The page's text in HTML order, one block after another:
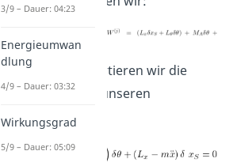
Anschließend sortieren wir die
Gleichung nach unseren
Parametern
3/9 – Dauer: 04:23
Energieumwan
dlung
4/9 – Dauer: 03:32
Wirkungsgrad
5/9 – Dauer: 05:09